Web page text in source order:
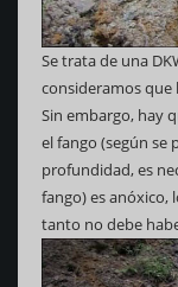
Se trata de una
consideramos que
Sin embargo, hay
el fango (según se
profundidad, es
fango) es anóxico,
tanto no debe